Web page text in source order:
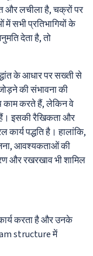
और लचीला है, चक्रों पर
सभी प्रतिभागियों के
देता है, तो
के आधार पर सख्ती से
की संभावना की
काम करते हैं, लेकिन वे
हैं। इसकी रैखिकता और
पद्धति है। हालांकि,
आवश्यकताओं की
और रखरखाव भी शामिल
करता है और उनके
structure में